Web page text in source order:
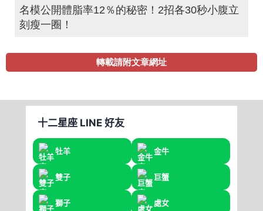
名模公開體脂率12％的秘密！2招各30秒小腹立
刻瘦一圈！
轉載請附文章網址